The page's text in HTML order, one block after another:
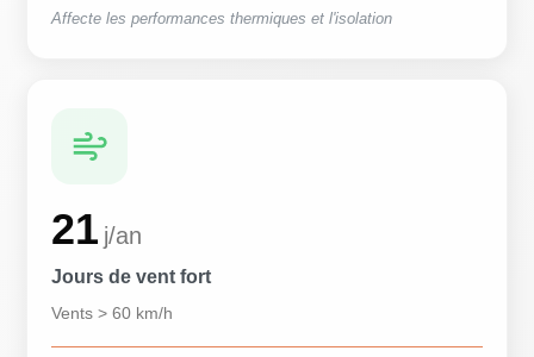
Affecte les performances thermiques et l'isolation
21 j/an
Jours de vent fort
Vents > 60 km/h